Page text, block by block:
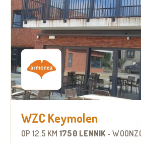
WZC Keymolen
OP 12.5 KM 1750 LENNIK -